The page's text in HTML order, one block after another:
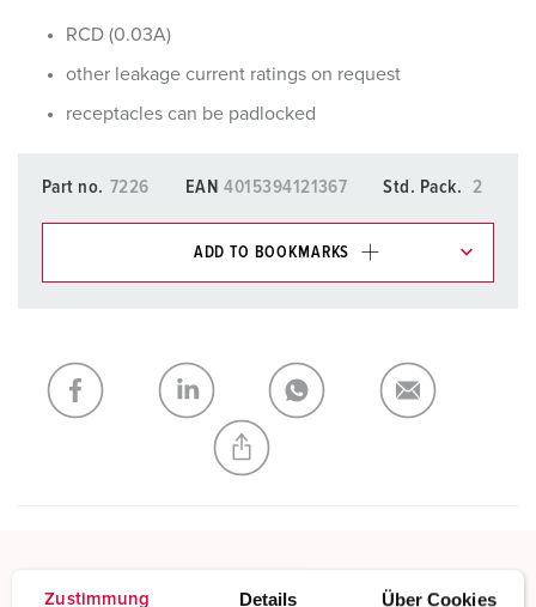
Zustimmung Details Über Cookies
RCD (0.03A)
other leakage current ratings on request
receptacles can be padlocked
Part no. 7226 EAN 4015394121367 Std. Pack. 2
ADD TO BOOKMARKS
My list ADD
CREATE A NEW LIST
Screw terminals